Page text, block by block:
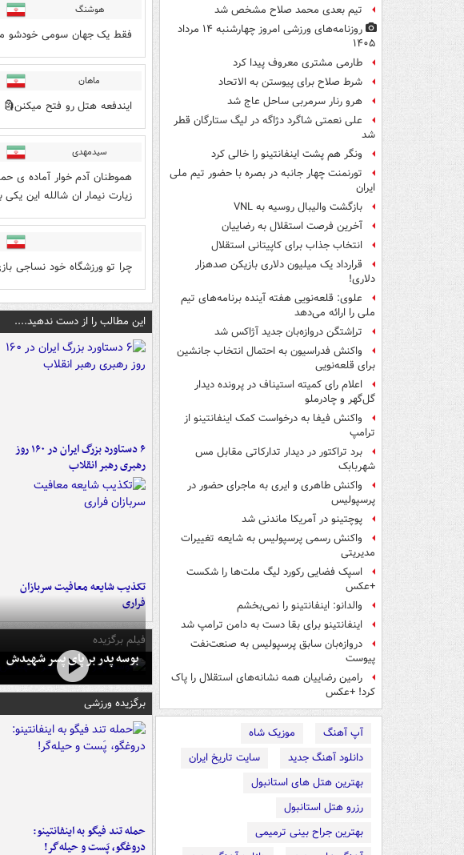
تیم بعدی محمد صلاح مشخص شد
روزنامه‌های ورزشی امروز چهارشنبه ۱۴ مرداد
۱۴۰۵
طارمی مشتری معروف پیدا کرد
شرط صلاح برای پیوستن به الاتحاد
هرو رنار سرمربی ساحل عاج شد
علی نعمتی شاگرد دژاگه در لیگ ستارگان قطر
شد
ونگر هم پشت اینفانتینو را خالی کرد
تورنمنت چهار جانبه در بصره با حضور تیم ملی
ایران
بازگشت والیبال روسیه به VNL
آخرین فرصت استقلال به رضاییان
انتخاب جذاب برای کاپیتانی استقلال
قرارداد یک میلیون دلاری بازیکن صدهزار
دلاری!
علوی: قلعه‌نویی هفته آینده برنامه‌های تیم
ملی را ارائه می‌دهد
تراِشتگن دروازه‌بان جدید آژاکس شد
واکنش فدراسیون به احتمال انتخاب جانشین
برای قلعه‌نویی
اعلام رای کمیته استیناف در پرونده دیدار
گل‌گهر و چادرملو
واکنش فیفا به درخواست کمک اینفانتینو از
ترامپ
برد تراکتور در دیدار تدارکاتی مقابل مس
شهربابک
واکنش طاهری و ایری به ماجرای حضور در
پرسپولیس
پوچتینو در آمریکا ماندنی شد
واکنش رسمی پرسپولیس به شایعه تغییرات
مدیریتی
اسپک فضایی رکورد لیگ ملت‌ها را شکست
+عکس
والدانو: اینفانتینو را نمی‌بخشم
اینفانتینو برای بقا دست به دامن ترامپ شد
دروازه‌بان سابق پرسپولیس به صنعت‌نفت
پیوست
رامین رضاییان همه نشانه‌های استقلال را پاک
کرد! +عکس
آپ آهنگ
موزیک شاه
دانلود آهنگ جدید
سایت تاریخ ایران
بهترین هتل های استانبول
رزرو هتل استانبول
بهترین جراح بینی ترمیمی
هوشنگ
فقط یک جهان سومی خودشو
ماهان
ایندفعه هتل رو فتح میکنن🗿
سیدمهدی
هموطنان آدم خوار آماده ی
زیارت نیمار ان شالله این
چرا تو ورزشگاه خود نساجی
این مطالب را از دست ندهید....
۶ دستاورد بزرگ ایران در ۱۶۰ روز
رهبری رهبر انقلاب
تکذیب شایعه معافیت سربازان
فراری
فیلم برگزیده
بوسه‌ پدر بر پای پسر شهیدش
برگزیده ورزشی
حمله تند فیگو به اینفانتینو:
دروغگو، پَست‌ و حیله‌گر!